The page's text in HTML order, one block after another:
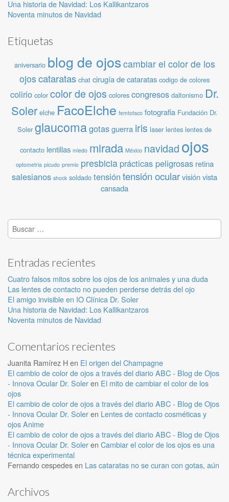
Una historia de Navidad: Los Kallikantzaros
Noventa minutos de Navidad
Etiquetas
aniversario blog de ojoscambiar el color de los
ojos cataratas chat cirugía de cataratas codigo de colores
colirio color color de ojos colores congresos daltonismo Dr.
Soler elche FacoElche femtofaco fotografia Fundación Dr.
Soler glaucomagotasguerra iris laser lentes lentes de
contacto lentillas miedo mirada México navidad ojos
optometria picudo premio presbicia prácticas peligrosas retina
salesianos shock soldado tensión tensión ocularvisiónvista
cansada
Buscar:
Entradas recientes
Cuatro falsos mitos sobre los ojos de los animales y una duda
Las lentes de contacto no pueden perderse detrás del ojo
El amigo invisible en IO Clínica Dr. Soler
Una historia de Navidad: Los Kallikantzaros
Noventa minutos de Navidad
Comentarios recientes
Juanita Ramírez Hen El origen del Champagne
El cambio de color de ojos a través del diario ABC - Blog de Ojos
- Innova Ocular Dr. Soleren El mito de cambiar el color de los
ojos
El cambio de color de ojos a través del diario ABC - Blog de Ojos
- Innova Ocular Dr. Soleren Lentes de contacto cosméticas y
ojos Anime
El cambio de color de ojos a través del diario ABC - Blog de Ojos
- Innova Ocular Dr. Soleren Cambiar el color de los ojos es una
técnica experimental
Fernando cespedesen Las cataratas no se curan con gotas, aún
Archivos